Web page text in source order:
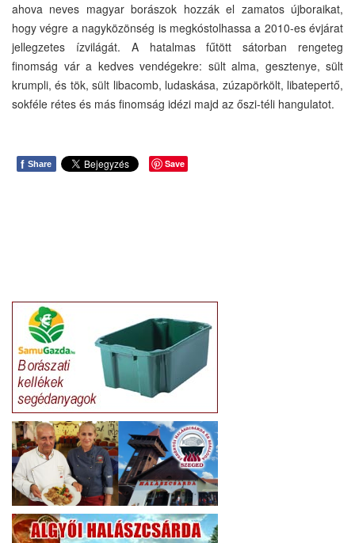
ahova neves magyar borászok hozzák el zamatos újboraikat,
hogy végre a nagyközönség is megkóstolhassa a 2010-es évjárat
jellegzetes ízvilágát. A hatalmas fűtött sátorban rengeteg
finomság vár a kedves vendégekre: sült alma, gesztenye, sült
krumpli, és tök, sült libacomb, ludaskása, zúzapörkölt, libatepertő,
sokféle rétes és más finomság idézi majd az őszi-téli hangulatot.
f Share Save